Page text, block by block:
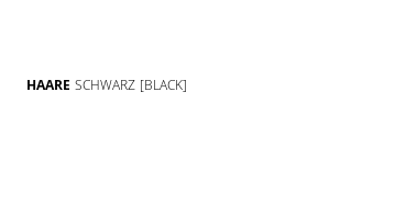
HAARE SCHWARZ [BLACK]